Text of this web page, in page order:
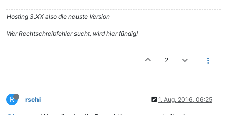
Hosting 3.XX also die neuste Version
Wer Rechtschreibfehler sucht, wird hier fündig!
2
R rschi 1. Aug. 2016, 06:25